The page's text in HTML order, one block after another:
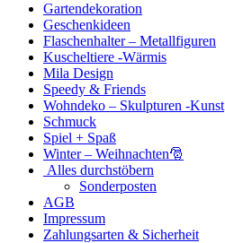
Gartendekoration
Geschenkideen
Flaschenhalter – Metallfiguren
Kuscheltiere -Wärmis
Mila Design
Speedy & Friends
Wohndeko – Skulpturen -Kunst
Schmuck
Spiel + Spaß
Winter – Weihnachten🎅
Alles durchstöbern
Sonderposten
AGB
Impressum
Zahlungsarten & Sicherheit